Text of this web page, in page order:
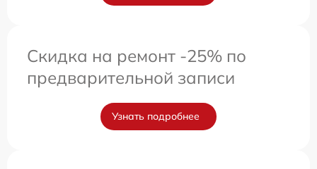
Скидка на ремонт -25% по
предварительной записи
Узнать подробнее